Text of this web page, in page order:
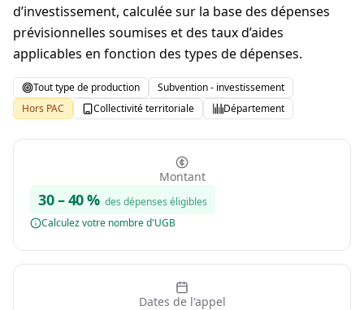
d’investissement, calculée sur la base des dépenses
prévisionnelles soumises et des taux d’aides
applicables en fonction des types de dépenses.
Tout type de production
Subvention - investissement
Hors PAC
Collectivité territoriale Département
Montant
30–40% des dépenses éligibles
Calculez votre nombre d'UGB
Dates de l'appel